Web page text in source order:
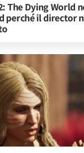
The Dying World
perché il director